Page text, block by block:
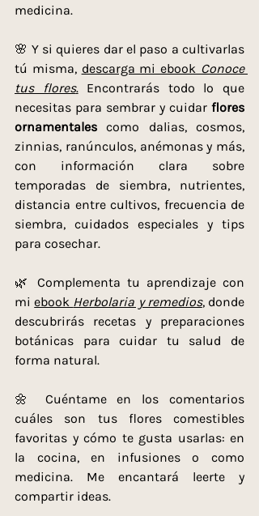
medicina.
🌸 Y si quieres dar el paso a cultivarlas
tú misma, descarga mi ebook Conoce
tus flores. Encontrarás todo lo que
necesitas para sembrar y cuidar flores
ornamentales como dalias, cosmos,
zinnias, ranúnculos, anémonas y más,
con información clara sobre
temporadas de siembra, nutrientes,
distancia entre cultivos, frecuencia de
siembra, cuidados especiales y tips
para cosechar.
🌿 Complementa tu aprendizaje con
mi ebook Herbolaria y remedios, donde
descubrirás recetas y preparaciones
botánicas para cuidar tu salud de
forma natural.
🌼 Cuéntame en los comentarios
cuáles son tus flores comestibles
favoritas y cómo te gusta usarlas: en
la cocina, en infusiones o como
medicina. Me encantará leerte y
compartir ideas.